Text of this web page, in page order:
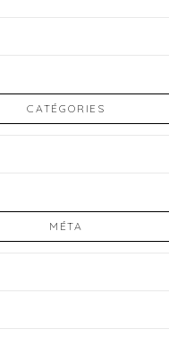
CATÉGORIES
MÉTA